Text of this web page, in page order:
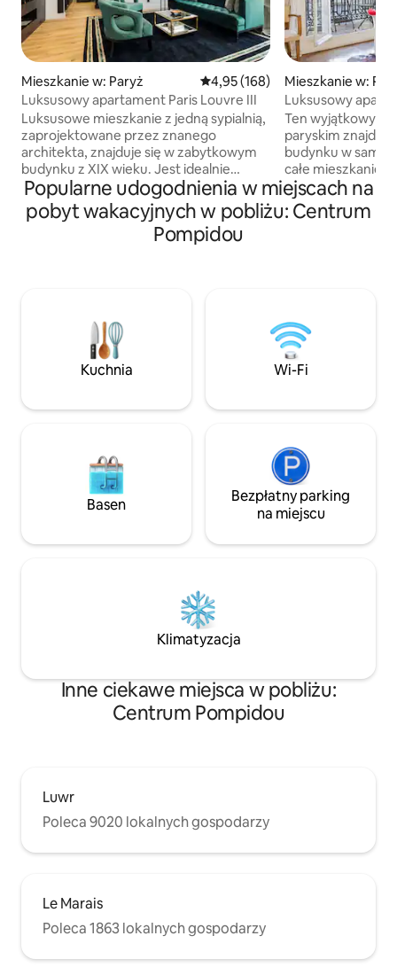
Mieszkanie w: Paryż Średnia ocena: 4,95 na 5, liczba
4,95 (168)
Luksusowy apartament Paris Louvre III
Luksusowe mieszkanie z jedną sypialnią,
zaprojektowane przez znanego
architekta, znajduje się w zabytkowym
budynku z XIX wieku. Jest idealnie
zlokalizowane kilka minut spacerem od
Muzeum Luwru, dzielnicy Montorgueil
i Marais. Wystrój w eleganckim stylu,
dużo światła, wysoki komfort
i cisza. Bezpłatne szybkie Wi-Fi. Pobyt na
poziomie hotelowym w pełnym
charakteru paryskim domu
Mieszkanie w:
Luksusowy
Ten wyjątkowy
paryskim
budynku w
całe mieszkanie
Twojego pobytu
innego. Bardzo eleganckie. Wystrój
autorstwa
Wspaniały widok z
par świętujących
wydarzenie lub
Popularne udogodnienia w miejscach na
pobyt wakacyjnych w pobliżu: Centrum
Pompidou
Kuchnia Wi-Fi
Basen
Bezpłatny parking
na miejscu
Klimatyzacja
Inne ciekawe miejsca w pobliżu:
Centrum Pompidou
Luwr
Poleca 9020 lokalnych gospodarzy
Le Marais
Poleca 1863 lokalnych gospodarzy